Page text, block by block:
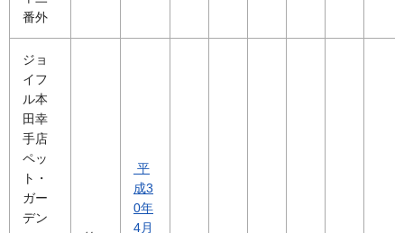
番外
ジョ
イフ
ル本
田幸
手店
ペッ
ト・
ガー
デン
平
成3
0年
4月